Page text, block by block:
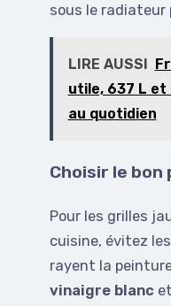
sous le radiateur
LIRE AUSSI
utile, 637 L
au quotidien
Choisir le
Pour les grilles
cuisine, évitez
rayent la
vinaigre blanc